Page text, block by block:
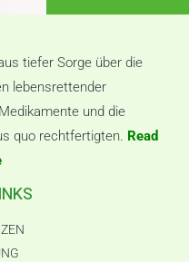
tiefer Sorge über die
lebensrettender
und die
quo rechtfertigten. Read